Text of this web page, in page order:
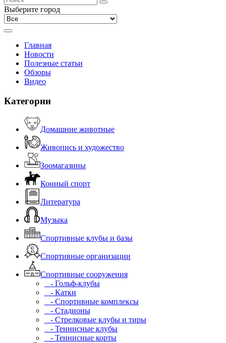
Выберите город
Главная
Новости
Полезные статьи
Обзоры
Видео
Категории
Домашние животные
Живопись и художество
Зоомагазины
Конный спорт
Литература
Музыка
Спортивные клубы и базы
Спортивные организации
Спортивные сооружения
- Гольф-клубы
- Катки
- Спортивные комплексы
- Стадионы
- Стрелковые клубы и тиры
- Теннисные клубы
- Теннисные корты